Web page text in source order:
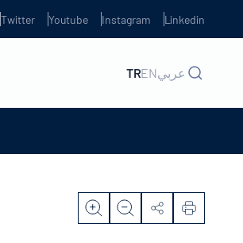
Twitter Youtube Instagram Linkedin
TRENعربي